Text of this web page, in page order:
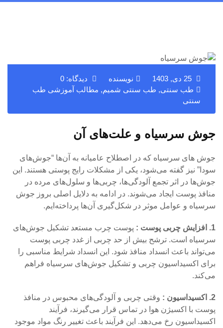
نویسنده
دیدگاه: 0
طب سنتی, طب سنتی شمیم, مطالب آموزشی طب
سنتی
جوش سرسیاه و علت‌های آن
جوش های سرسیاه که در اصطلاح عامیانه به آن‌ها “جوش‌های
سودا” نیز گفته می‌شود، یکی از مشکلات رایج پوستی هستند. این
جوش‌ها در اثر تجمع آلودگی‌ها، چربی‌ها و سلول‌های مرده در
منافذ پوست ایجاد می‌شوند. در ادامه به دلایل اصلی بروز جوش‌
سرسیاه و عوامل موثر در شکل‌گیری آن‌ها پرداخته‌ایم.
1. افزایش چربی پوست :
پوست چرب مستعد تشکیل جوش‌های
سرسیاه است. ترشح بیش از حد چربی از غدد چربی پوست
می‌تواند باعث انسداد منافذ شود. این انسداد شرایط مناسبی را
برای اکسیداسیون چربی و تشکیل جوش‌های سرسیاه فراهم
می‌کند.
2. اکسیداسیون :
وقتی چربی و آلودگی‌های محبوس در منافذ
پوست با اکسیژن هوا در تماس قرار می‌گیرند، فرآیند
اکسیداسیون رخ می‌دهد. این فرآیند باعث تغییر رنگ مواد موجود